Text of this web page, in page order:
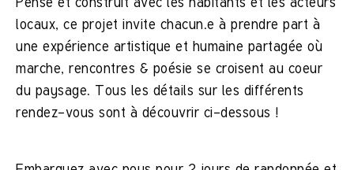
locaux, ce projet invite chacun.e à prendre part à
une expérience artistique et humaine partagée où
marche, rencontres & poésie se croisent au coeur
du paysage. Tous les détails sur les différents
rendez-vous sont à découvrir ci-dessous !